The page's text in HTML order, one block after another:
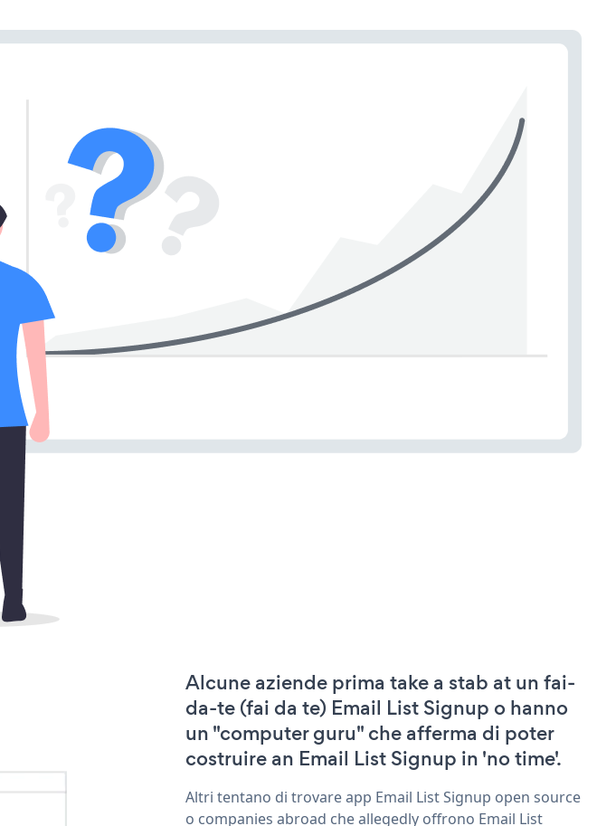
Alcune aziende prima take a stab at un fai-
da-te (fai da te) Email List Signup o hanno
un "computer guru" che afferma di poter
costruire an Email List Signup in 'no time'.
Altri tentano di trovare app Email List Signup open source
o companies abroad che allegedly offrono Email List